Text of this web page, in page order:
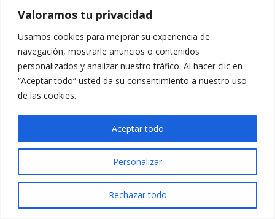
Valoramos tu privacidad
Usamos cookies para mejorar su experiencia de
navegación, mostrarle anuncios o contenidos
personalizados y analizar nuestro tráfico. Al hacer clic en
“Aceptar todo” usted da su consentimiento a nuestro uso
de las cookies.
Personalizar
Rechazar todo
Aceptar todo